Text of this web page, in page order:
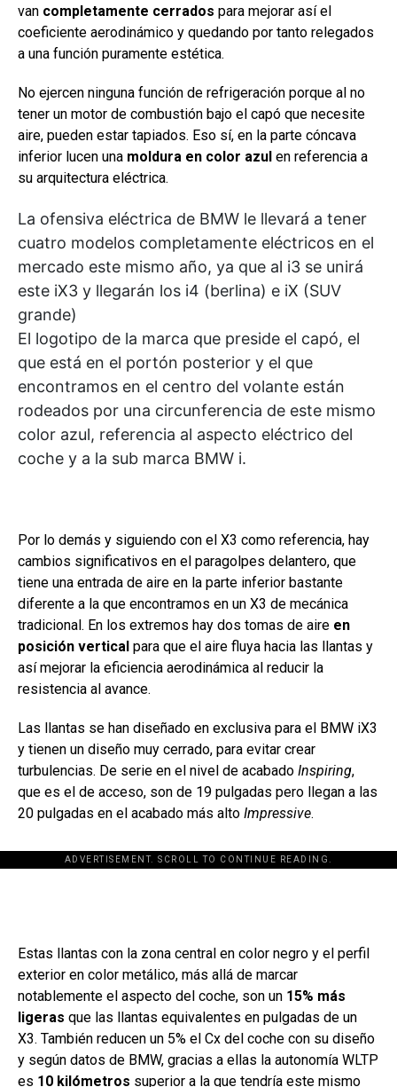
van completamente cerrados para mejorar así el
coeficiente aerodinámico y quedando por tanto relegados
a una función puramente estética.
No ejercen ninguna función de refrigeración porque al no
tener un motor de combustión bajo el capó que necesite
aire, pueden estar tapiados. Eso sí, en la parte cóncava
inferior lucen una moldura en color azul en referencia a
su arquitectura eléctrica.
La ofensiva eléctrica de BMW le llevará a tener
cuatro modelos completamente eléctricos en el
mercado este mismo año, ya que al i3 se unirá
este iX3 y llegarán los i4 (berlina) e iX (SUV
grande)
El logotipo de la marca que preside el capó, el
que está en el portón posterior y el que
encontramos en el centro del volante están
rodeados por una circunferencia de este mismo
color azul, referencia al aspecto eléctrico del
coche y a la sub marca BMW i.
Por lo demás y siguiendo con el X3 como referencia, hay
cambios significativos en el paragolpes delantero, que
tiene una entrada de aire en la parte inferior bastante
diferente a la que encontramos en un X3 de mecánica
tradicional. En los extremos hay dos tomas de aire en
posición vertical para que el aire fluya hacia las llantas y
así mejorar la eficiencia aerodinámica al reducir la
resistencia al avance.
Las llantas se han diseñado en exclusiva para el BMW iX3
y tienen un diseño muy cerrado, para evitar crear
turbulencias. De serie en el nivel de acabado Inspiring,
que es el de acceso, son de 19 pulgadas pero llegan a las
20 pulgadas en el acabado más alto Impressive.
ADVERTISEMENT. SCROLL TO CONTINUE READING.
[adsforwp id="243463"]
Estas llantas con la zona central en color negro y el perfil
exterior en color metálico, más allá de marcar
notablemente el aspecto del coche, son un 15% más
ligeras que las llantas equivalentes en pulgadas de un
X3. También reducen un 5% el Cx del coche con su diseño
y según datos de BMW, gracias a ellas la autonomía WLTP
es 10 kilómetros superior a la que tendría este mismo